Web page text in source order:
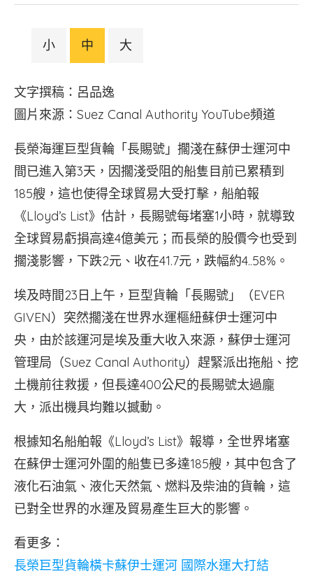
小 中 大
文字撰稿：呂品逸
圖片來源：Suez Canal Authority YouTube頻道
長榮海運巨型貨輪「長賜號」擱淺在蘇伊士運河中
間已進入第3天，因擱淺受阻的船隻目前已累積到
185艘，這也使得全球貿易大受打擊，船舶報
《Lloyd’s List》估計，長賜號每堵塞1小時，就導致
全球貿易虧損高達4億美元；而長榮的股價今也受到
擱淺影響，下跌2元、收在41.7元，跌幅約4..58%。
埃及時間23日上午，巨型貨輪「長賜號」（EVER
GIVEN）突然擱淺在世界水運樞紐蘇伊士運河中
央，由於該運河是埃及重大收入來源，蘇伊士運河
管理局（Suez Canal Authority）趕緊派出拖船、挖
土機前往救援，但長達400公尺的長賜號太過龐
大，派出機具均難以撼動。
根據知名船舶報《Lloyd’s List》報導，全世界堵塞
在蘇伊士運河外圍的船隻已多達185艘，其中包含了
液化石油氣、液化天然氣、燃料及柴油的貨輪，這
已對全世界的水運及貿易產生巨大的影響。
看更多：
長榮巨型貨輪橫卡蘇伊士運河 國際水運大打結